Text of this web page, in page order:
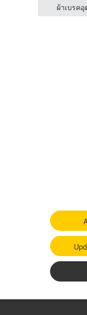
ผ้าเบรค